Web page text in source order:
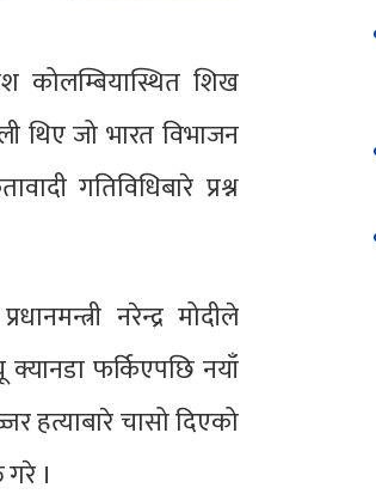
कोलम्बियास्थित शिख
थिए जो भारत विभाजन
गतिविधिबारे प्रश्न
नरेन्द्र मोदीले
क्यानडा फर्किएपछि नयाँ
हत्याबारे चासो दिएको
।